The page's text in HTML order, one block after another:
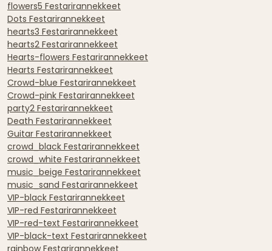
flowers5 Festarirannekkeet
Dots Festarirannekkeet
hearts3 Festarirannekkeet
hearts2 Festarirannekkeet
Hearts-flowers Festarirannekkeet
Hearts Festarirannekkeet
Crowd-blue Festarirannekkeet
Crowd-pink Festarirannekkeet
party2 Festarirannekkeet
Death Festarirannekkeet
Guitar Festarirannekkeet
crowd_black Festarirannekkeet
crowd_white Festarirannekkeet
music_beige Festarirannekkeet
music_sand Festarirannekkeet
VIP-black Festarirannekkeet
VIP-red Festarirannekkeet
VIP-red-text Festarirannekkeet
VIP-black-text Festarirannekkeet
rainbow Festarirannekkeet